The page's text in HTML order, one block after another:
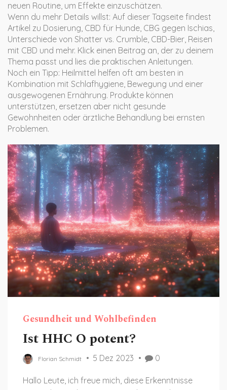
neuen Routine, um Effekte einzuschätzen.
Wenn du mehr Details willst: Auf dieser Tagseite findest
Artikel zu Dosierung, CBD für Hunde, CBG gegen Ischias,
Unterschiede von Shatter vs. Crumble, CBD-Bier, Reisen
mit CBD und mehr. Klick einen Beitrag an, der zu deinem
Thema passt und lies die praktischen Anleitungen.
Noch ein Tipp: Heilmittel helfen oft am besten in
Kombination mit Schlafhygiene, Bewegung und einer
ausgewogenen Ernährung. Produkte können
unterstützen, ersetzen aber nicht gesunde
Gewohnheiten oder ärztliche Behandlung bei ernsten
Problemen.
Gesundheit und Wohlbefinden
Ist HHC O potent?
Florian Schmidt 5 Dez 2023 0
Hallo Leute, ich freue mich, diese Erkenntnisse